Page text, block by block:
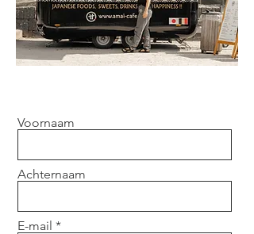
Voornaam
Achternaam
E-mail